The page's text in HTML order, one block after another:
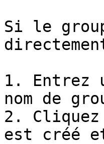
Si le
1. Entrez
nom de
2.
est créé